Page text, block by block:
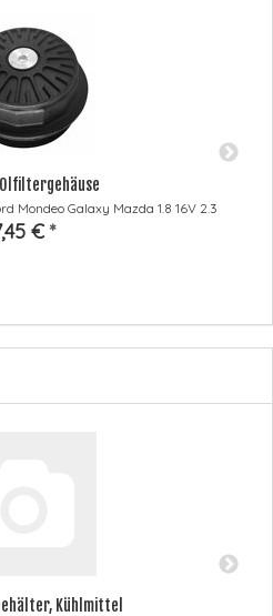
Mondeo Galaxy Mazda 1.8 16V 2.3
€ *
Kühlmittel